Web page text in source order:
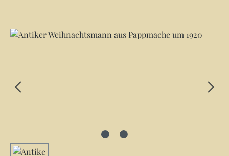
Bildergalerie überspringen